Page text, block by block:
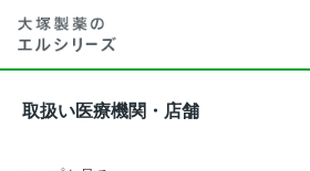
取扱い医療機関・店舗